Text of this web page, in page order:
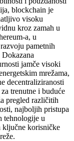
blockchain je
visoku
kroz zamah u
a, u
pametnih
jamče visoki
mrežama,
decentraliziranosti
trenutne i buduće
pregled različitih
najboljih pristupa
tehnologije u
ključne korisničke